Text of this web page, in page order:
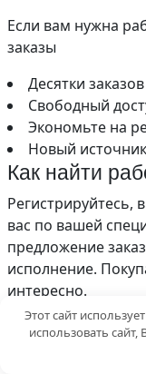
Если вам нужна
заказы
Десятки
Свободный
Экономьте на
Новый
Как найти
Регистрируйтесь,
вас по вашей
предложение
исполнение.
интересно.
О Квартира
Услуга сервиса
Этот сайт
использовать сайт,